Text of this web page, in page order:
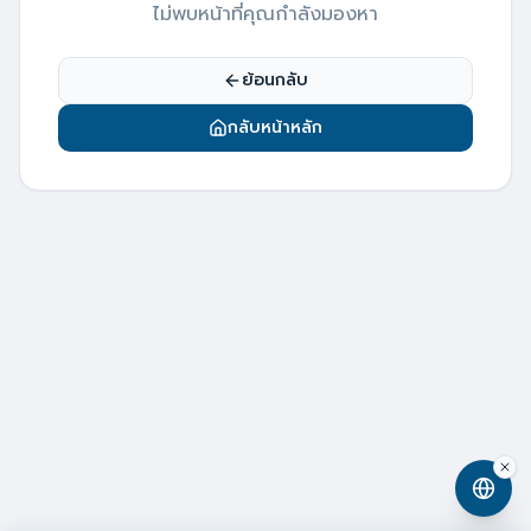
ไม่พบหน้าที่คุณกำลังมองหา
ย้อนกลับ
กลับหน้าหลัก